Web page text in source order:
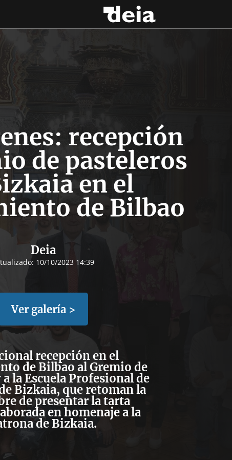
recepción
de pasteleros
en el
de Bilbao
Deia
10/10/2023 14:39
Ver galería >
recepción en el
de Bilbao al Gremio de
la Escuela Profesional de
Bizkaia, que retoman la
de presentar la tarta
en homenaje a la
de Bizkaia.